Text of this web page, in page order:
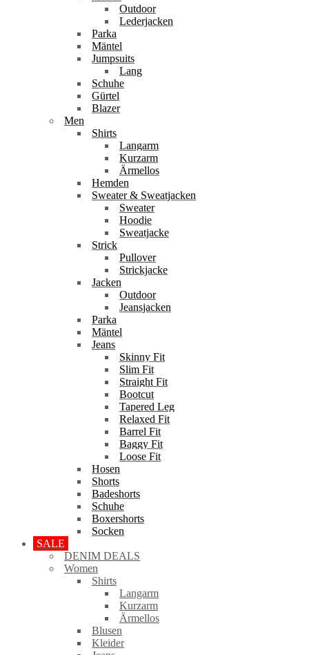
Outdoor
Lederjacken
Parka
Mäntel
Jumpsuits
Lang
Schuhe
Gürtel
Blazer
Men
Shirts
Langarm
Kurzarm
Ärmellos
Hemden
Sweater & Sweatjacken
Sweater
Hoodie
Sweatjacke
Strick
Pullover
Strickjacke
Jacken
Outdoor
Jeansjacken
Parka
Mäntel
Jeans
Skinny Fit
Slim Fit
Straight Fit
Bootcut
Tapered Leg
Relaxed Fit
Barrel Fit
Baggy Fit
Loose Fit
Hosen
Shorts
Badeshorts
Schuhe
Boxershorts
Socken
SALE
DENIM DEALS
Women
Shirts
Langarm
Kurzarm
Ärmellos
Blusen
Kleider